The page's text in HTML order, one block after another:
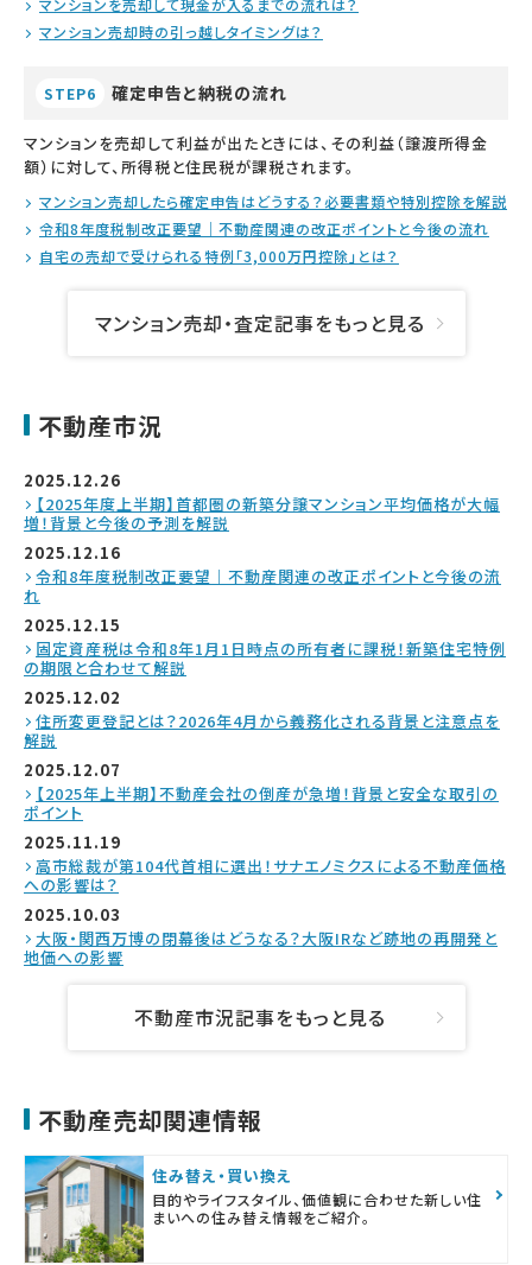
マンション売却時の引っ越しタイミングは？
STEP6 確定申告と納税の流れ
マンションを売却して利益が出たときには、その利益（譲渡所得金
額）に対して、所得税と住民税が課税されます。
マンション売却したら確定申告はどうする？必要書類や特別控除を解説
令和8年度税制改正要望｜不動産関連の改正ポイントと今後の流れ
自宅の売却で受けられる特例「3,000万円控除」とは？
マンション売却・査定記事をもっと見る
不動産市況
2025.12.26
【2025年度上半期】首都圏の新築分譲マンション平均価格が大幅
増！背景と今後の予測を解説
2025.12.16
令和8年度税制改正要望｜不動産関連の改正ポイントと今後の流
れ
2025.12.15
固定資産税は令和8年1月1日時点の所有者に課税！新築住宅特例
の期限と合わせて解説
2025.12.02
住所変更登記とは？2026年4月から義務化される背景と注意点を
解説
2025.12.07
【2025年上半期】不動産会社の倒産が急増！背景と安全な取引の
ポイント
2025.11.19
高市総裁が第104代首相に選出！サナエノミクスによる不動産価格
への影響は？
2025.10.03
大阪・関西万博の閉幕後はどうなる？大阪IRなど跡地の再開発と
地価への影響
不動産市況記事をもっと見る
不動産売却関連情報
住み替え・買い換え
目的やライフスタイル、価値観に合わせた新しい住
まいへの住み替え情報をご紹介。